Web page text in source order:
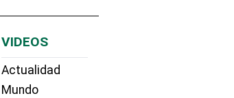
VIDEOS
Actualidad
Mundo